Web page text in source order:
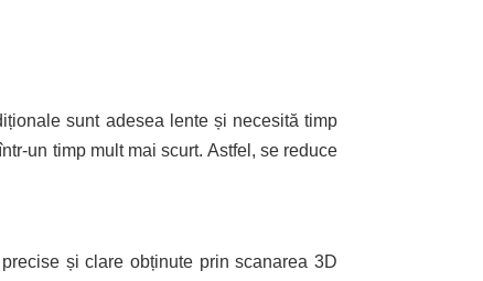
sunt adesea lente și necesită timp
un timp mult mai scurt. Astfel, se reduce
și clare obținute prin scanarea 3D